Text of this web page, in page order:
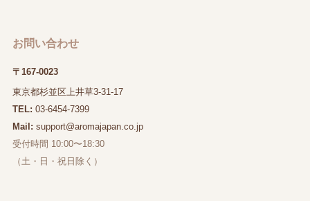
お問い合わせ
〒167-0023
東京都杉並区上井草3-31-17
TEL: 03-6454-7399
Mail: support@aromajapan.co.jp
受付時間 10:00〜18:30
（土・日・祝日除く）